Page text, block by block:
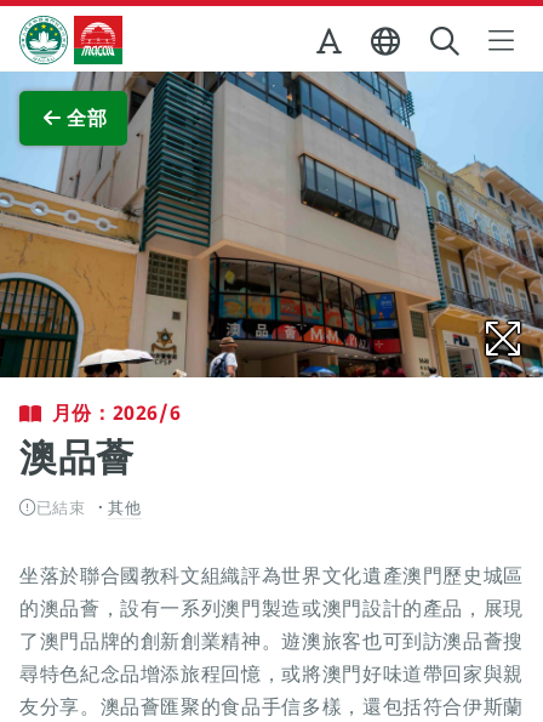
跳至主内容
澳門特別行政區政府旅遊局
全部
查看原圖
月份：2026/6
澳品薈
已結束 其他
坐落於聯合國教科文組織評為世界文化遺產澳門歷史城區
的澳品薈，設有一系列澳門製造或澳門設計的產品，展現
了澳門品牌的創新創業精神。遊澳旅客也可到訪澳品薈搜
尋特色紀念品增添旅程回憶，或將澳門好味道帶回家與親
友分享。澳品薈匯聚的食品手信多樣，還包括符合伊斯蘭